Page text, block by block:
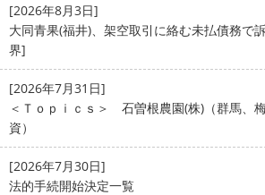
[2026年8月3日]
大同青果(福井)、架空取引に絡む未払債務
界]
[2026年7月31日]
＜Ｔｏｐｉｃｓ＞ 石曽根農園(株)（群馬、
資）
[2026年7月30日]
法的手続開始決定一覧